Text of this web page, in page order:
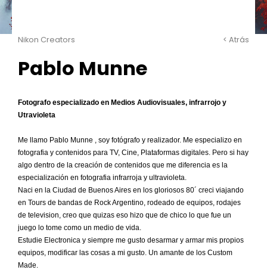
Nikon Creators < Atrás
Pablo Munne
Fotografo especializado en Medios Audiovisuales, infrarrojo y
Utravioleta
Me llamo Pablo Munne , soy fotógrafo y realizador. Me especializo en
fotografia y contenidos para TV, Cine, Plataformas digitales. Pero si hay
algo dentro de la creación de contenidos que me diferencia es la
especialización en fotografia infrarroja y ultravioleta.
Naci en la Ciudad de Buenos Aires en los gloriosos 80´ creci viajando
en Tours de bandas de Rock Argentino, rodeado de equipos, rodajes
de television, creo que quizas eso hizo que de chico lo que fue un
juego lo tome como un medio de vida.
Estudie Electronica y siempre me gusto desarmar y armar mis propios
equipos, modificar las cosas a mi gusto. Un amante de los Custom
Made.